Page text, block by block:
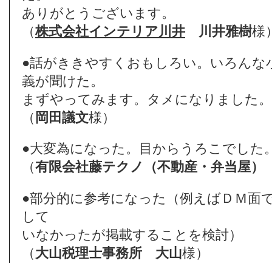
ありがとうございます。
（株式会社インテリア川井 川井雅樹様
●話がききやすくおもしろい。いろんな
義が聞けた。
まずやってみます。タメになりました。
（ 岡田議文様）
●大変為になった。目からうろこでした
（有限会社藤テクノ（不動産・弁当屋）
●部分的に参考になった（例えばＤＭ面
して
いなかったが掲載することを検討）
（大山税理士事務所 大山様）